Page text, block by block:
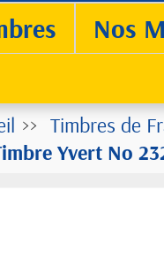
Nos
Timbres de
Yvert No